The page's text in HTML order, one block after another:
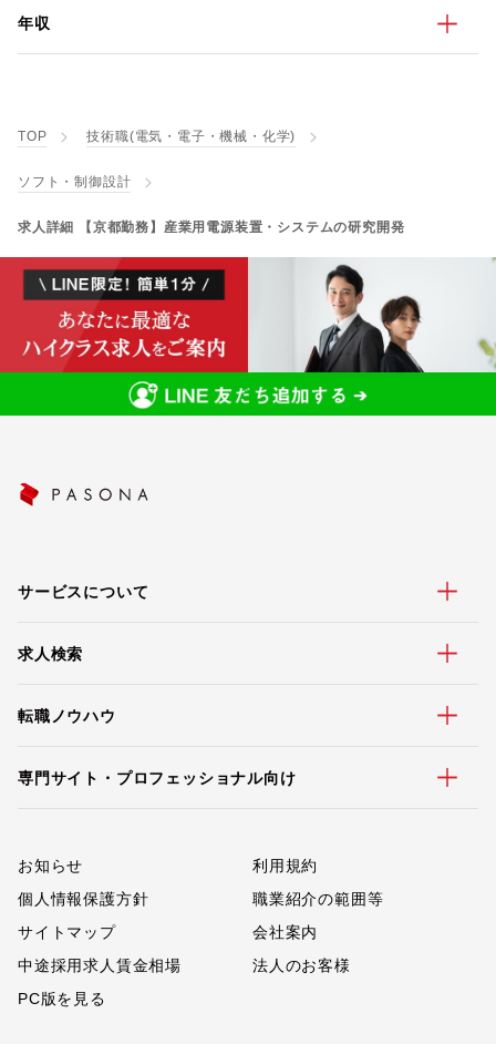
年収
TOP 技術職(電気・電子・機械・化学)
ソフト・制御設計
求人詳細 【京都勤務】産業用電源装置・システムの研究開発
サービスについて
求人検索
転職ノウハウ
専門サイト・プロフェッショナル向け
お知らせ
利用規約
個人情報保護方針
職業紹介の範囲等
サイトマップ
会社案内
中途採用求人賃金相場
法人のお客様
PC版を見る